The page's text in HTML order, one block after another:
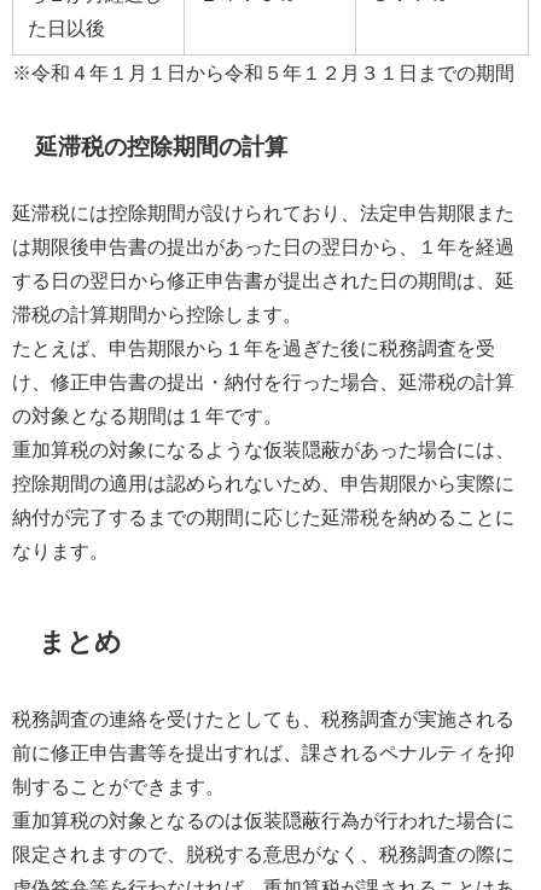
た日以後
※令和４年１月１日から令和５年１２月３１日までの期間
延滞税の控除期間の計算
延滞税には控除期間が設けられており、法定申告期限また
は期限後申告書の提出があった日の翌日から、１年を経過
する日の翌日から修正申告書が提出された日の期間は、延
滞税の計算期間から控除します。
たとえば、申告期限から１年を過ぎた後に税務調査を受
け、修正申告書の提出・納付を行った場合、延滞税の計算
の対象となる期間は１年です。
重加算税の対象になるような仮装隠蔽があった場合には、
控除期間の適用は認められないため、申告期限から実際に
納付が完了するまでの期間に応じた延滞税を納めることに
なります。
まとめ
税務調査の連絡を受けたとしても、税務調査が実施される
前に修正申告書等を提出すれば、課されるペナルティを抑
制することができます。
重加算税の対象となるのは仮装隠蔽行為が行われた場合に
限定されますので、脱税する意思がなく、税務調査の際に